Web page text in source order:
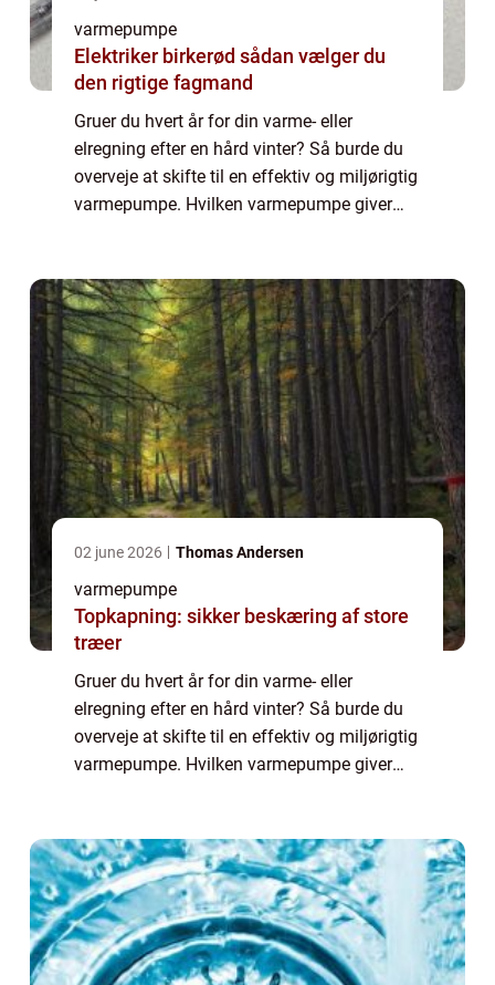
varmepumpe
Elektriker birkerød sådan vælger du
den rigtige fagmand
Gruer du hvert år for din varme- eller
elregning efter en hård vinter? Så burde du
overveje at skifte til en effektiv og miljørigtig
varmepumpe. Hvilken varmepumpe giver
02 june 2026 Thomas Andersen
varmepumpe
Topkapning: sikker beskæring af store
træer
Gruer du hvert år for din varme- eller
elregning efter en hård vinter? Så burde du
overveje at skifte til en effektiv og miljørigtig
varmepumpe. Hvilken varmepumpe giver